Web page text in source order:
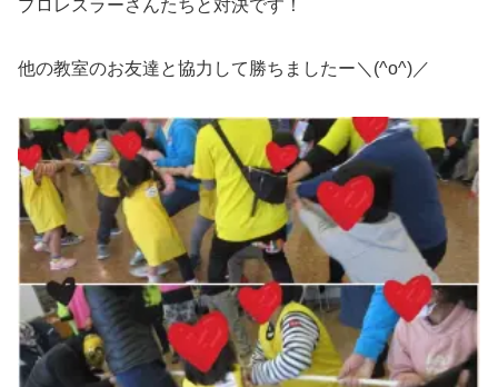
プロレスラーさんたちと対決です！
他の教室のお友達と協力して勝ちましたー＼(^o^)／